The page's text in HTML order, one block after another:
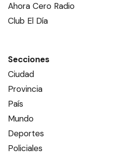
Ahora Cero Radio
Club El Día
Secciones
Ciudad
Provincia
País
Mundo
Deportes
Policiales